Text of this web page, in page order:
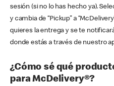
sesión (si no lo has hecho ya).
y cambia de “Pickup” a
quieres la entrega y se te
donde estás a través de nuestro
¿Cómo sé qué
para McDelivery®?